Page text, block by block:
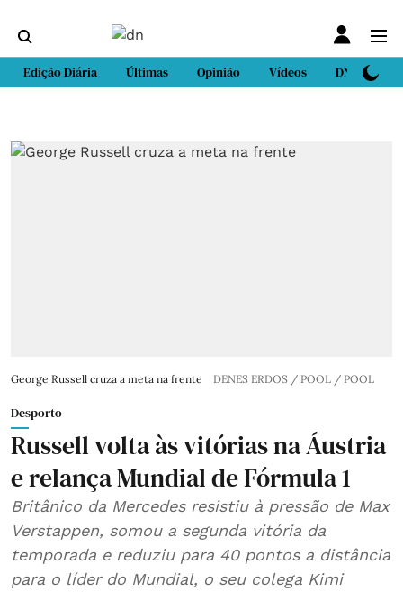
Edição Diária Últimas Opinião Vídeos DN Sport
George Russell cruza a meta na frente DENES ERDOS / POOL / POOL
Desporto
Russell volta às vitórias na Áustria
e relança Mundial de Fórmula 1
Britânico da Mercedes resistiu à pressão de Max
Verstappen, somou a segunda vitória da
temporada e reduziu para 40 pontos a distância
para o líder do Mundial, o seu colega Kimi